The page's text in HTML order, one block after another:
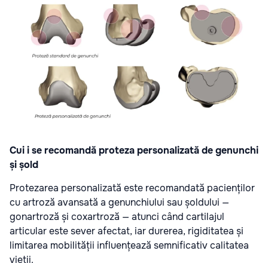
Cui i se recomandă proteza personalizată de genunchi
și șold
Protezarea personalizată este recomandată pacienților
cu artroză avansată a genunchiului sau șoldului —
gonartroză și coxartroză — atunci când cartilajul
articular este sever afectat, iar durerea, rigiditatea și
limitarea mobilității influențează semnificativ calitatea
vieții.